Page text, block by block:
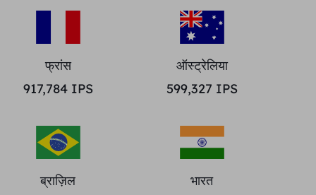
फ्रांस
917,784IPS
ऑस्ट्रेलिया
599,327 IPS
ब्राज़िल भारत